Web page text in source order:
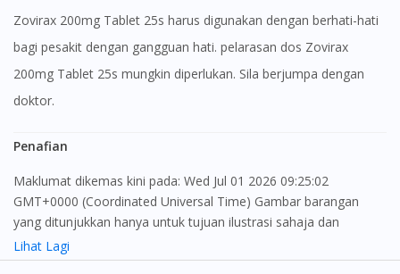
Zovirax 200mg Tablet 25s harus digunakan dengan berhati-hati
bagi pesakit dengan gangguan hati. pelarasan dos Zovirax
200mg Tablet 25s mungkin diperlukan. Sila berjumpa dengan
doktor.
Penafian
Maklumat dikemas kini pada: Wed Jul 01 2026 09:25:02
GMT+0000 (Coordinated Universal Time) Gambar barangan
yang ditunjukkan hanya untuk tujuan ilustrasi sahaja dan
mungkin tidak seperti produk yang sebenar
Lihat Lagi